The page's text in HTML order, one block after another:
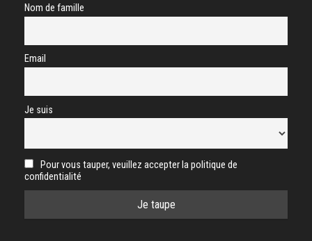
Nom de famille
Email
Je suis
Pour vous tauper, veuillez accepter la politique de
confidentialité